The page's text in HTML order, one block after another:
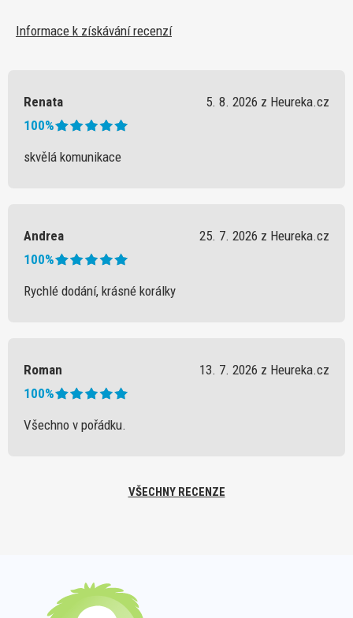
Informace k získávání recenzí
Renata
5. 8. 2026 z Heureka.cz
100%
skvělá komunikace
Andrea
25. 7. 2026 z Heureka.cz
100%
Rychlé dodání, krásné korálky
Roman
13. 7. 2026 z Heureka.cz
100%
Všechno v pořádku.
VŠECHNY RECENZE